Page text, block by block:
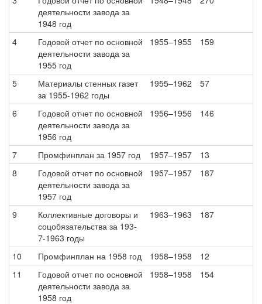
деятельности завода за
1948 год
4
Годовой отчет по основной
деятельности завода за
1955 год
1955–1955 159
5
Материалы стенных газет
за 1955-1962 годы
1955–1962 57
6
Годовой отчет по основной
деятельности завода за
1956 год
1956–1956 146
7 Промфинплан за 1957 год 1957–1957
13
8
Годовой отчет по основной
деятельности завода за
1957 год
1957–1957 187
9
Коллективные договоры и
соцобязательства за 193-
7-1963 годы
1963–1963 187
10 Промфинплан на 1958 год 1958–1958
12
11
Годовой отчет по основной
деятельности завода за
1958 год
1958–1958 154